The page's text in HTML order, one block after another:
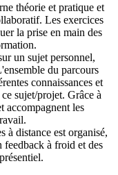
théorie et pratique et
Les exercices
la prise en main des
un sujet personnel,
du parcours
connaissances et
sujet/projet. Grâce à
accompagnent les
à distance est organisé,
à froid et des